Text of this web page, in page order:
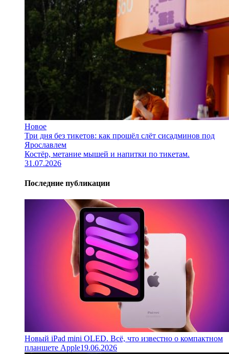
Новое
Три дня без тикетов: как прошёл слёт сисадминов под
Ярославлем
Костёр, метание мышей и напитки по тикетам.
31.07.2026
Последние публикации
Новый iPad mini OLED. Всё, что известно о компактном
планшете Apple19.06.2026